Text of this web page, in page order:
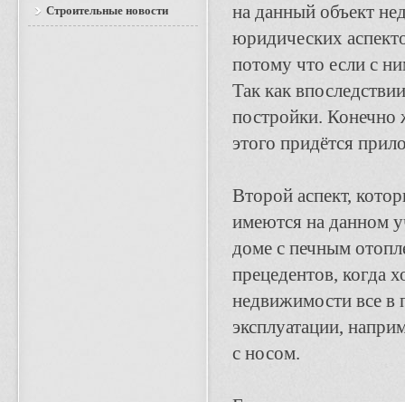
на данный объект
юридических
потому что если с
Так как
постройки.
этого придётся
Второй аспект,
имеются на данном
доме с печным
прецедентов, когда
недвижимости все в
эксплуатации,
с носом.
Строительные новости